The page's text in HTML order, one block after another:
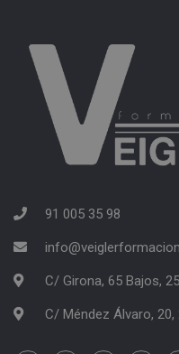
91 005 35 98
C/ Girona, 65 Bajos,
C/ Méndez Álvaro, 20,